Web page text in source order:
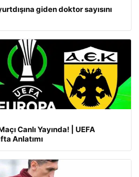
giden doktor sayısını
Canlı Yayında! | UEFA
Anlatımı